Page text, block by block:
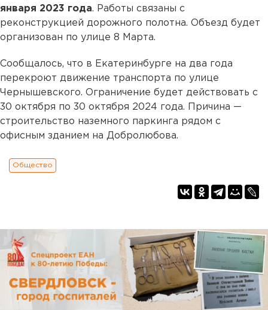
января 2023 года. Работы связаны с
реконструкцией дорожного полотна. Объезд будет
организован по улице 8 Марта.
Сообщалось, что в Екатеринбурге на два года
перекроют движение транспорта по улице
Чернышевского. Ограничение будет действовать с
30 октября по 30 октября 2024 года. Причина —
строительство наземного паркинга рядом с
офисным зданием на Добролюбова.
Общество